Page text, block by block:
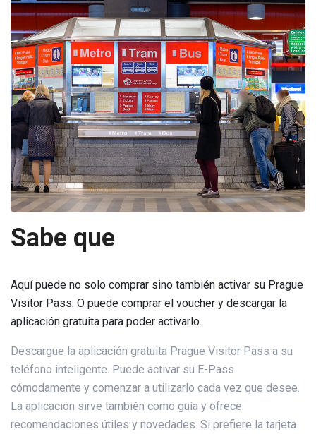
Sabe que
Aquí puede no solo comprar sino también activar su Prague
Visitor Pass. O puede comprar el voucher y descargar la
aplicación gratuita para poder activarlo.
Descargue la aplicación gratuita Prague Visitor Pass a su
teléfono inteligente. Puede activar su E-Pass
cómodamente y comenzar a utilizarlo cada vez que desee.
La aplicación sirve también como guía y ofrece
recomendaciones útiles y novedades. Si prefiere la tarjeta